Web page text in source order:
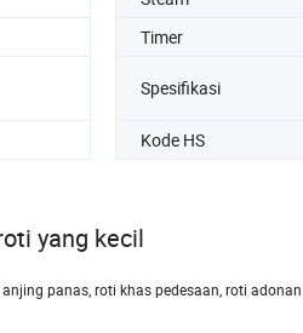
Timer
Spesifikasi
Kode HS
yang kecil
panas, roti khas pedesaan, roti